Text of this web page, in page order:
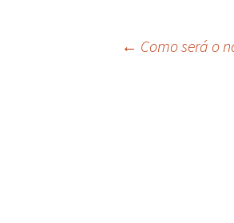
← Como será o